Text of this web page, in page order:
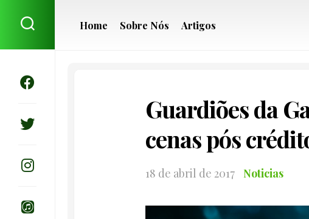
content
Home Sobre Nós Artigos
Guardiões da
cenas pós
18 de abril de 2017 Noticias